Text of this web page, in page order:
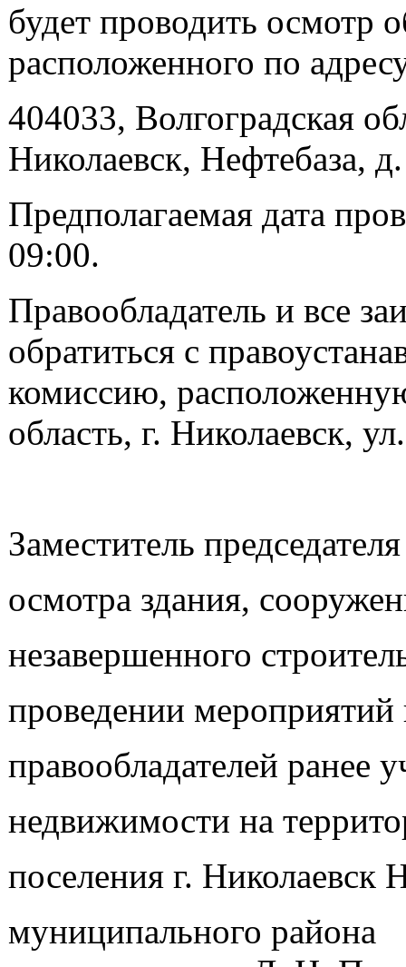
будет проводить осмотр
расположенного по
404033, Волгоградская
Николаевск, Нефтебаза,
Предполагаемая дата
09:00.
Правообладатель и все
обратиться с
комиссию,
область, г. Николаевск,
Заместитель
осмотра здания,
незавершенного
проведении
правообладателей ранее
недвижимости на
поселения г. Николаевск